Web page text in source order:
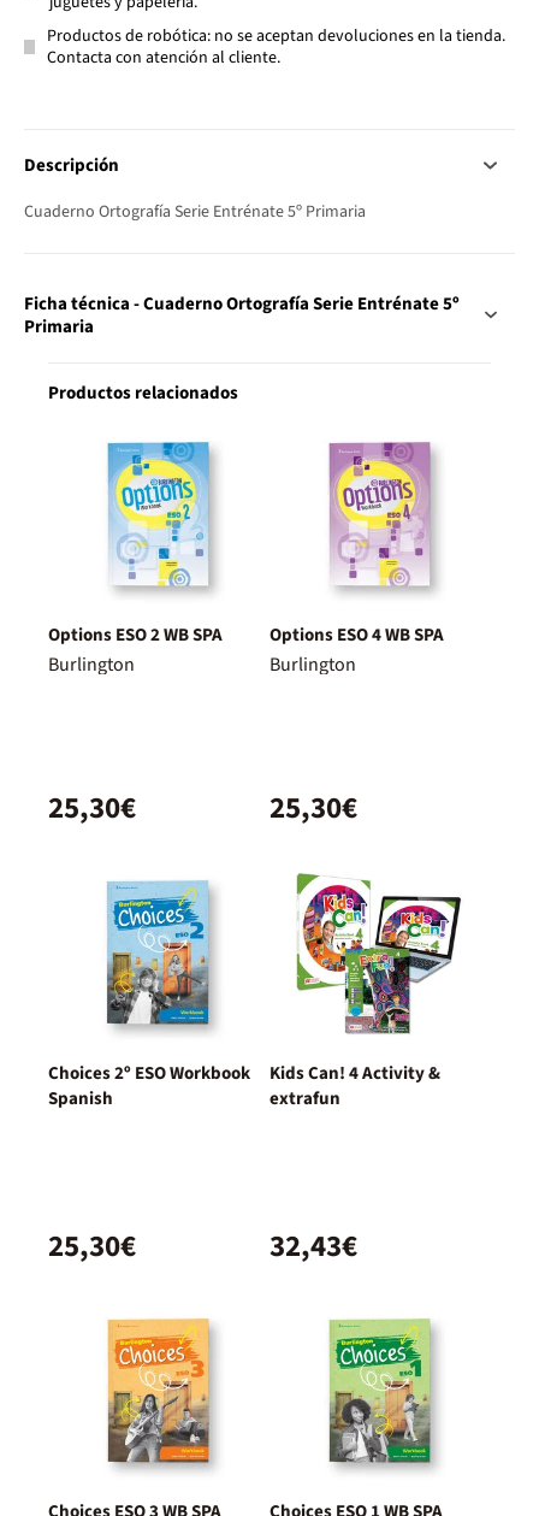
Productos de robótica: no se aceptan devoluciones en la tienda.
Contacta con atención al cliente.
Descripción
Cuaderno Ortografía Serie Entrénate 5º Primaria
Ficha técnica - Cuaderno Ortografía Serie Entrénate 5º
Primaria
Productos relacionados
Options ESO 2 WB SPA
Burlington
25,30€
Options ESO 4 WB SPA
Burlington
25,30€
Choices 2º ESO Workbook
Spanish
25,30€
Kids Can! 4 Activity &
extrafun
32,43€